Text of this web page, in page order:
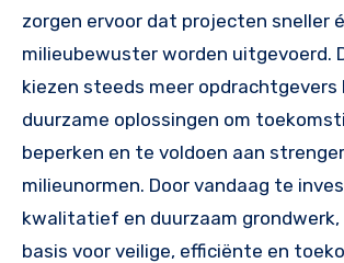
zorgen ervoor dat projecten sneller
milieubewuster worden uitgevoerd.
kiezen steeds meer
duurzame oplossingen om
beperken en te voldoen aan
milieunormen. Door vandaag te
kwalitatief en duurzaam grondwerk,
basis voor veilige, efficiënte en